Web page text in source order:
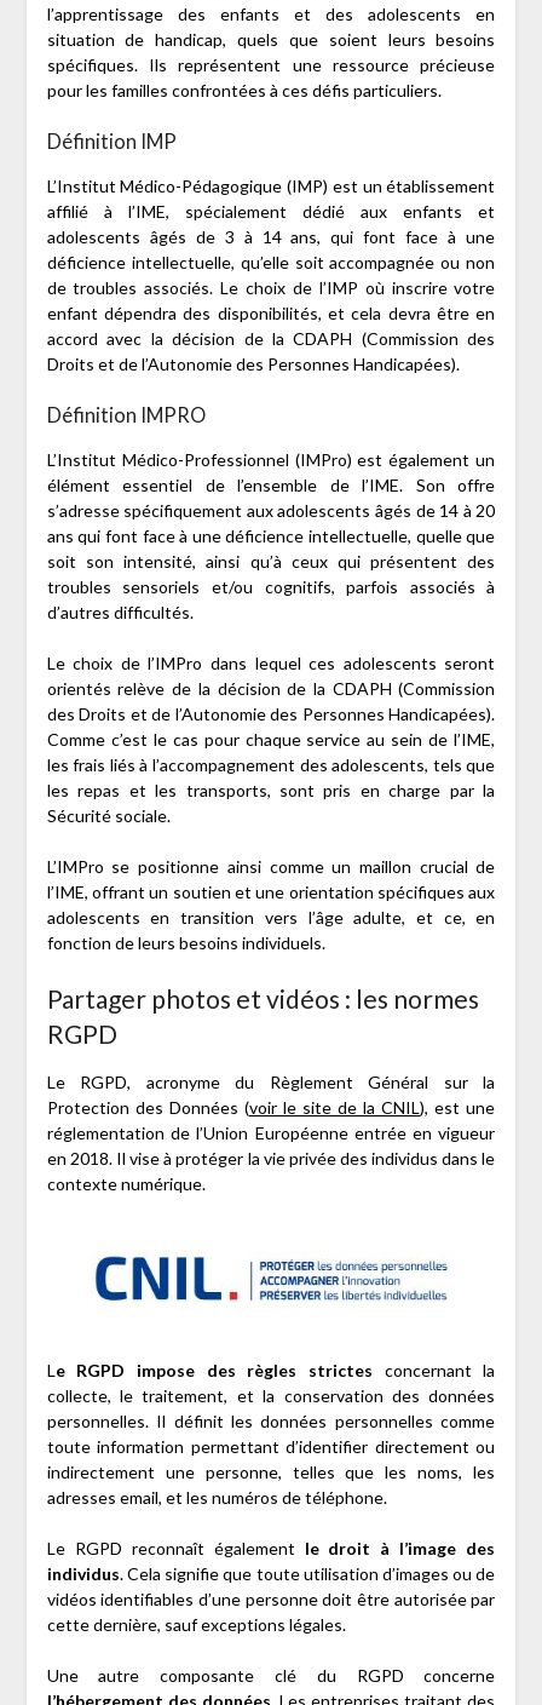
l’apprentissage des enfants et des adolescents en
situation de handicap, quels que soient leurs besoins
spécifiques. Ils représentent une ressource précieuse
pour les familles confrontées à ces défis particuliers.
Définition IMP
L’Institut Médico-Pédagogique (IMP) est un établissement
affilié à l’IME, spécialement dédié aux enfants et
adolescents âgés de 3 à 14 ans, qui font face à une
déficience intellectuelle, qu’elle soit accompagnée ou non
de troubles associés. Le choix de l’IMP où inscrire votre
enfant dépendra des disponibilités, et cela devra être en
accord avec la décision de la CDAPH (Commission des
Droits et de l’Autonomie des Personnes Handicapées).
Définition IMPRO
L’Institut Médico-Professionnel (IMPro) est également un
élément essentiel de l’ensemble de l’IME. Son offre
s’adresse spécifiquement aux adolescents âgés de 14 à 20
ans qui font face à une déficience intellectuelle, quelle que
soit son intensité, ainsi qu’à ceux qui présentent des
troubles sensoriels et/ou cognitifs, parfois associés à
d’autres difficultés.
Le choix de l’IMPro dans lequel ces adolescents seront
orientés relève de la décision de la CDAPH (Commission
des Droits et de l’Autonomie des Personnes Handicapées).
Comme c’est le cas pour chaque service au sein de l’IME,
les frais liés à l’accompagnement des adolescents, tels que
les repas et les transports, sont pris en charge par la
Sécurité sociale.
L’IMPro se positionne ainsi comme un maillon crucial de
l’IME, offrant un soutien et une orientation spécifiques aux
adolescents en transition vers l’âge adulte, et ce, en
fonction de leurs besoins individuels.
Partager photos et vidéos : les normes
RGPD
Le RGPD, acronyme du Règlement Général sur la
Protection des Données (voir le site de la CNIL), est une
réglementation de l’Union Européenne entrée en vigueur
en 2018. Il vise à protéger la vie privée des individus dans le
contexte numérique.
Le RGPD impose des règles strictes concernant la
collecte, le traitement, et la conservation des données
personnelles. Il définit les données personnelles comme
toute information permettant d’identifier directement ou
indirectement une personne, telles que les noms, les
adresses email, et les numéros de téléphone.
Le RGPD reconnaît également le droit à l’image des
individus. Cela signifie que toute utilisation d’images ou de
vidéos identifiables d’une personne doit être autorisée par
cette dernière, sauf exceptions légales.
Une autre composante clé du RGPD concerne
l’hébergement des données . Les entreprises traitant des